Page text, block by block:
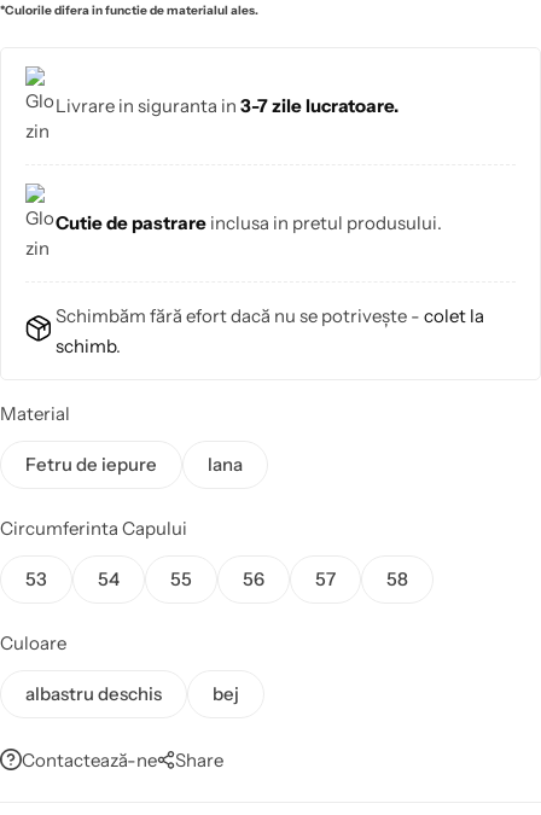
*Culorile difera in functie de materialul ales.
Livrare in siguranta in 3-7 zile lucratoare.
Cutie de pastrare inclusa in pretul produsului.
Schimbăm fără efort dacă nu se potrivește - colet la
schimb.
Material
Fetru de iepure lana
Circumferinta Capului
53 54 55 56 57 58
Culoare
albastru deschis bej
Contactează-ne Share